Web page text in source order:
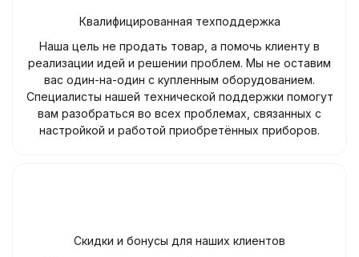
Квалифицированная техподдержка
Наша цель не продать товар, а помочь клиенту в
реализации идей и решении проблем. Мы не оставим
вас один-на-один с купленным оборудованием.
Специалисты нашей технической поддержки помогут
вам разобраться во всех проблемах, связанных с
настройкой и работой приобретённых приборов.
Скидки и бонусы для наших клиентов